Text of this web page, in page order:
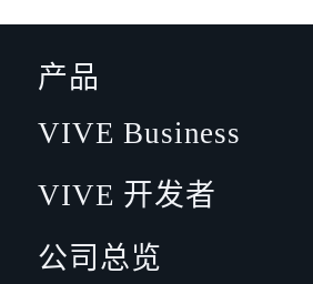
产品
VIVE Business
VIVE 开发者
公司总览